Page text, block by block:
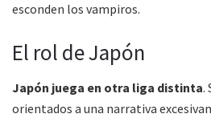
esconden los vampiros.
El rol de Japón
Japón juega en otra liga distinta.
orientados a una narrativa